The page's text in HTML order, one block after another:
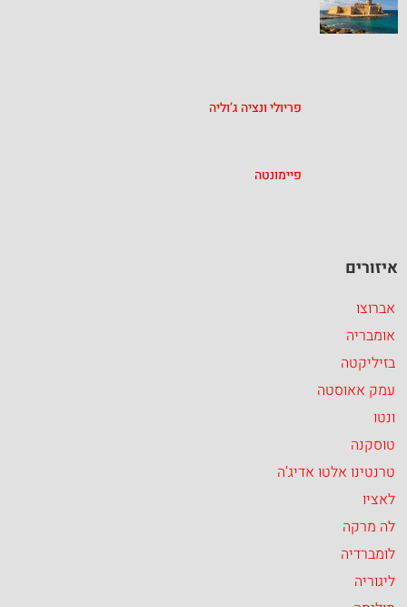
פריולי ונציה ג’וליה
פיימונטה
איזורים
אברוצו
אומבריה
בזיליקטה
עמק אאוסטה
ונטו
טוסקנה
טרנטינו אלטו אדיג’ה
לאציו
לה מרקה
לומברדיה
ליגוריה